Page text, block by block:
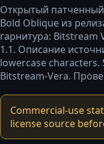
Открытый
Bold Oblique из
гарнитура: Bitstream
1.1. Описание
lowercase characters.
Bitstream-Vera.
Commercial-use
license source